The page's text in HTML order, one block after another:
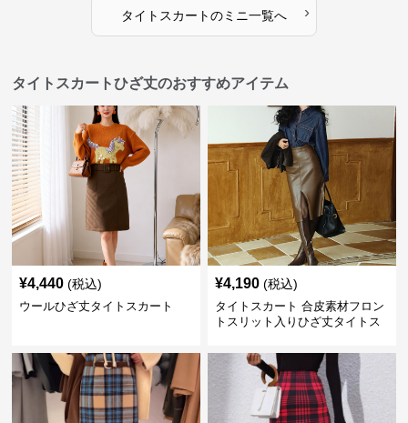
タイトスカートのミニ一覧へ ›
タイトスカートひざ丈のおすすめアイテム
¥4,440 (税込)
ウールひざ丈タイトスカート
¥4,190 (税込)
タイトスカート 合皮素材フロン
トスリット入りひざ丈タイトス